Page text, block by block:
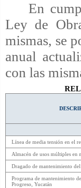
En
Ley de
mismas, se
anual
con las
Línea de media tensión en el
Almacén de usos múltiples en
Dragado de mantenimiento
Programa de mantenimiento
Progreso, Yucatán